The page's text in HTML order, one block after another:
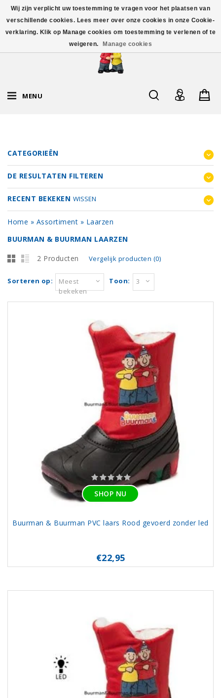
MENU
CATEGORIEËN
DE RESULTATEN FILTEREN
RECENT BEKEKEN WISSEN
Home » Assortiment » Laarzen
BUURMAN & BUURMAN LAARZEN
2 Producten Vergelijk producten (0)
Sorteren op:
Meest
bekeken
Toon: 3
SHOP NU
Buurman & Buurman PVC laars Rood gevoerd zonder led
€22,95
Wij zijn verplicht uw toestemming te vragen voor het plaatsen van
verschillende cookies. Lees meer over onze cookies in onze Cookie-
verklaring. Klik op Manage cookies om toestemming te verlenen of te
weigeren.
Manage cookies